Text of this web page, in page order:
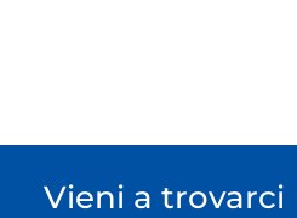
Vieni a trovarci